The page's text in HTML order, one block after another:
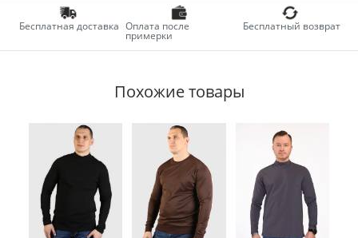
Бесплатная доставка Оплата после
примерки
Бесплатный возврат
Похожие товары